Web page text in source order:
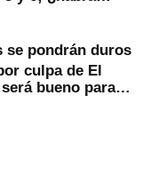
se pondrán duros
culpa de El
bueno para